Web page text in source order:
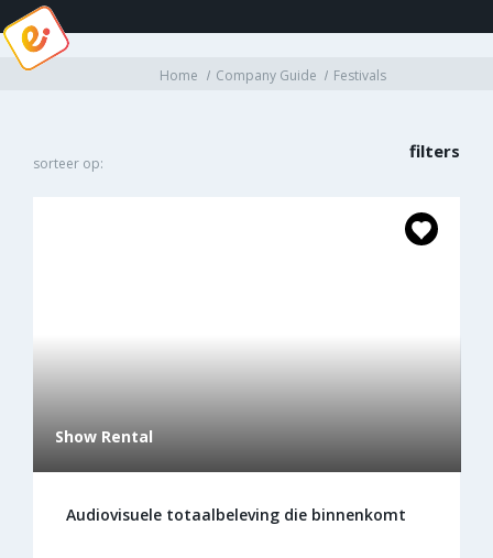
Home Company Guide Festivals
filters
sorteer op:
Show Rental
Audiovisuele totaalbeleving die binnenkomt